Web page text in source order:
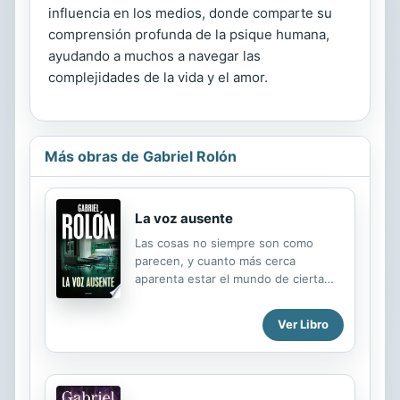
influencia en los medios, donde comparte su
comprensión profunda de la psique humana,
ayudando a muchos a navegar las
complejidades de la vida y el amor.
Más obras de Gabriel Rolón
La voz ausente
Las cosas no siempre son como
parecen, y cuanto más cerca
aparenta estar el mundo de cierta
que se gesta en lo inespe - rado. Un
rayo acaba en segundos con la
ensoñación de Pablo Rouviot
Ver Libro